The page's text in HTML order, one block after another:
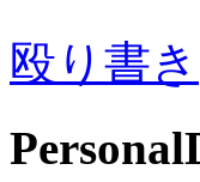
殴り書き